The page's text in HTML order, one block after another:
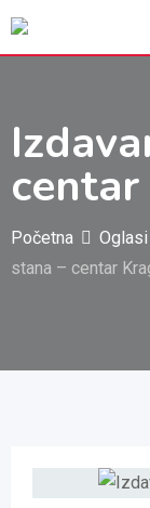
Pređi
Početna Oglasi
stana – centar